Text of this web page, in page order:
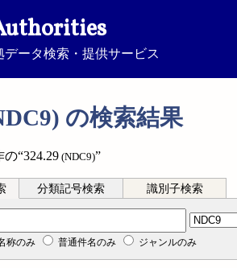
データ検索・提供サービス
の検索結果
“324.29(NDC9)”
分類記号検索 識別子検索
称のみ 普通件名のみ ジャンルのみ